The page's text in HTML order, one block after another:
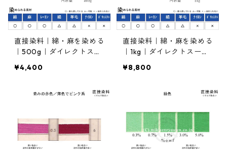
直接染料｜綿・麻を染める
｜500g｜ダイレクトスー
¥4,400
直接染料｜綿・麻を染める
｜1kg｜ダイレクトスープ
¥8,800